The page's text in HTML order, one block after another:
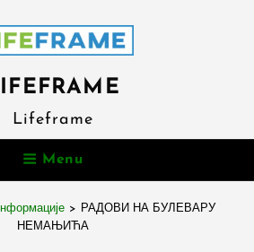
Lifeframe
Menu
>
РАДОВИ НА БУЛЕВАРУ
НЕМАЊИЋА